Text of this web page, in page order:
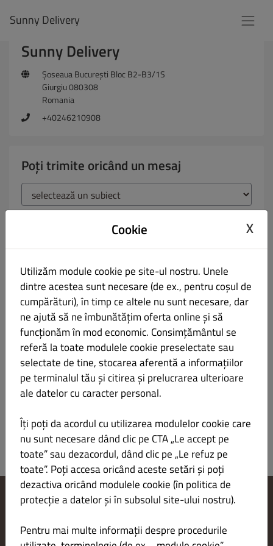
Sunny Delivery
Sunny Delivery
Șoseaua București Bloc B2-B3/1S
Giurgiu 080308
Romania
+40246210908
Poți trimite oricând un mesaj
Niciuna
TRIMITERE
Contactează-ne
Politica de confidențialitate
Cookie X
Utilizăm module cookie pe site-ul nostru. Unele
dintre acestea sunt necesare (de ex., pentru coșul de
cumpărături), în timp ce altele nu sunt necesare, dar
ne ajută să ne îmbunătățim oferta online și să
funcționăm în mod economic. Consimțământul se
referă la toate modulele cookie preselectate sau
selectate de tine, stocarea aferentă a informațiilor
pe terminalul tău și citirea și prelucrarea ulterioare
ale datelor cu caracter personal.
Îți poți da acordul cu utilizarea modulelor cookie care
nu sunt necesare dând clic pe CTA „Le accept pe
toate” sau dezacordul, dând clic pe „Le refuz pe
toate”. Poți accesa oricând aceste setări și poți
dezactiva oricând modulele cookie (în politica de
protecție a datelor și în subsolul site-ului nostru).
Pentru mai multe informații despre procedurile